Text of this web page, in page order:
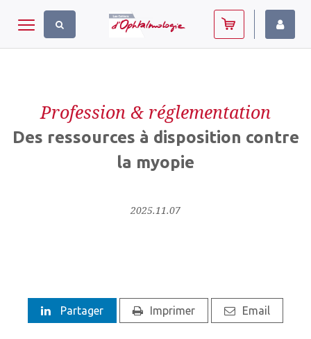
Toggle navigation
Profession & réglementation
Des ressources à disposition contre
la myopie
2025.11.07
Partager Imprimer Email
Panneau de gestion des cookies